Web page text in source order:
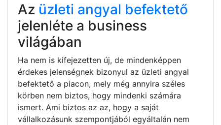
Az üzleti angyal befektető
jelenléte a business
világában
Ha nem is kifejezetten új, de mindenképpen
érdekes jelenségnek bizonyul az üzleti angyal
befektető a piacon, mely még annyira széles
körben nem biztos, hogy mindenki számára
ismert. Ami biztos az az, hogy a saját
vállalkozásunk szempontjából egyáltalán nem